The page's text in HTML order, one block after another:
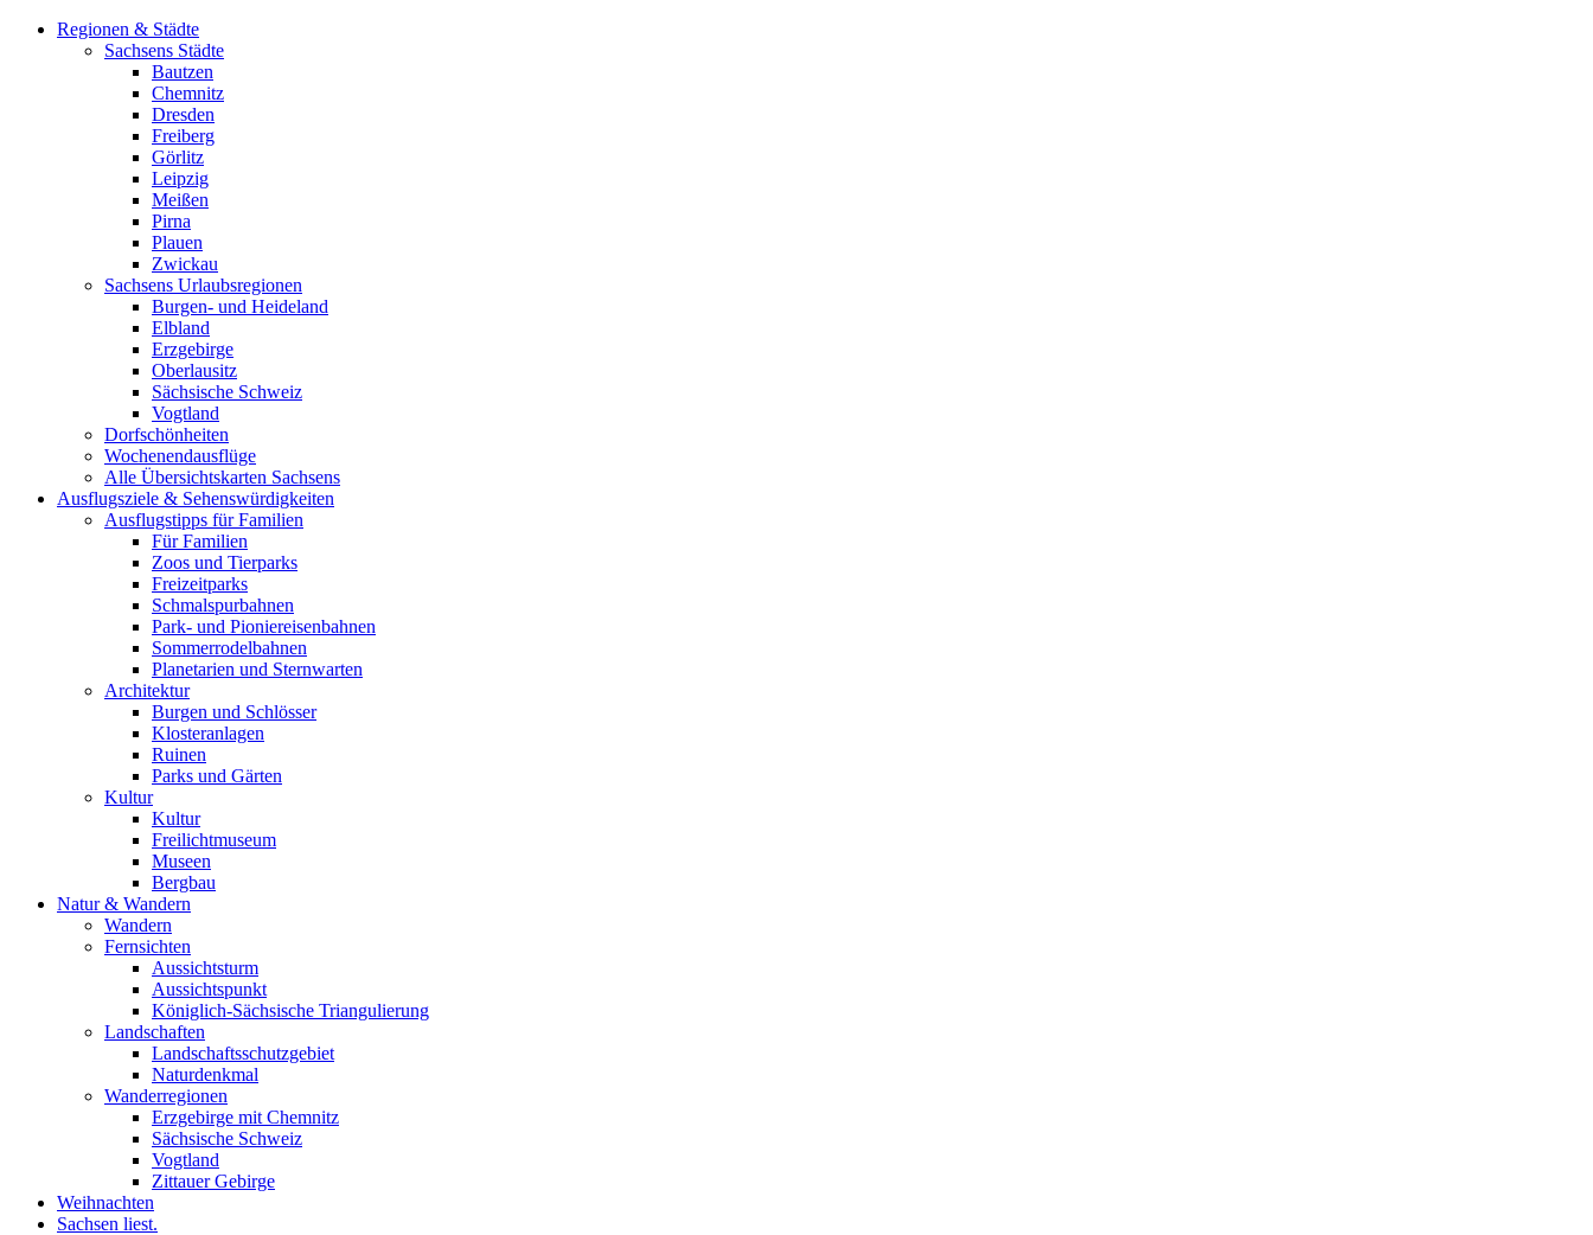
Regionen & Städte
Sachsens Städte
Bautzen
Chemnitz
Dresden
Freiberg
Görlitz
Leipzig
Meißen
Pirna
Plauen
Zwickau
Sachsens Urlaubsregionen
Burgen- und Heideland
Elbland
Erzgebirge
Oberlausitz
Sächsische Schweiz
Vogtland
Dorfschönheiten
Wochenendausflüge
Alle Übersichtskarten Sachsens
Ausflugsziele & Sehenswürdigkeiten
Ausflugstipps für Familien
Für Familien
Zoos und Tierparks
Freizeitparks
Schmalspurbahnen
Park- und Pioniereisenbahnen
Sommerrodelbahnen
Planetarien und Sternwarten
Architektur
Burgen und Schlösser
Klosteranlagen
Ruinen
Parks und Gärten
Kultur
Kultur
Freilichtmuseum
Museen
Bergbau
Natur & Wandern
Wandern
Fernsichten
Aussichtsturm
Aussichtspunkt
Königlich-Sächsische Triangulierung
Landschaften
Landschaftsschutzgebiet
Naturdenkmal
Wanderregionen
Erzgebirge mit Chemnitz
Sächsische Schweiz
Vogtland
Zittauer Gebirge
Weihnachten
Sachsen liest.